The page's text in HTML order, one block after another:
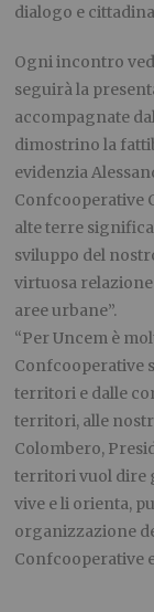
dialogo e
Ogni incontro
seguirà la
accompagnate
dimostrino la
evidenzia
Confcooperative
alte terre
sviluppo del
virtuosa
aree urbane”.
“Per Uncem è
Confcooperative
territori e dalle
territori, alle
Colombero,
territori vuol dire
vive e li orienta,
organizzazione
Confcooperative